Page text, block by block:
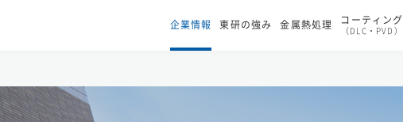
企業情報 東研の強み 金属熱処理 コーティング
（DLC・PVD）